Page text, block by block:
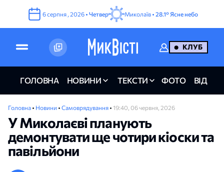
6серпня , 2026 • Четвер Миколаїв • 28.1° Ясне небо
КЛУБ
ГОЛОВНА НОВИНИ ТЕКСТИ ФОТО ВІДЕО
Головна • Новини • Самоврядування • 19:40, 06 червня, 2026
У Миколаєві планують
демонтувати ще чотири кіоски та
павільйони